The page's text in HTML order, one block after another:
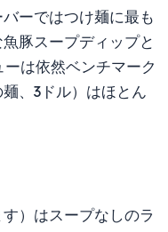
ーではつけ麺に最も
豚スープディップと
は依然ベンチマーク
、3ドル）はほとん
）はスープなしのラ